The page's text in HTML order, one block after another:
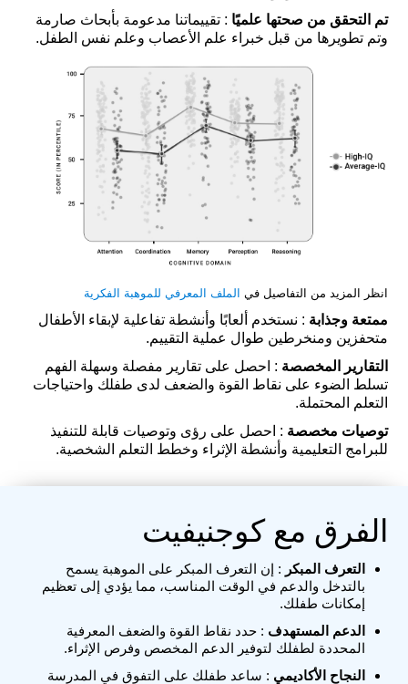
تم التحقق من صحتها علميًا : تقييماتنا مدعومة بأبحاث صارمة
وتم تطويرها من قبل خبراء علم الأعصاب وعلم نفس الطفل.
انظر المزيد من التفاصيل في الملف المعرفي للموهبة الفكرية
ممتعة وجذابة : نستخدم ألعابًا وأنشطة تفاعلية لإبقاء الأطفال
متحفزين ومنخرطين طوال عملية التقييم.
التقارير المخصصة : احصل على تقارير مفصلة وسهلة الفهم
تسلط الضوء على نقاط القوة والضعف لدى طفلك واحتياجات
التعلم المحتملة.
توصيات مخصصة : احصل على رؤى وتوصيات قابلة للتنفيذ
للبرامج التعليمية وأنشطة الإثراء وخطط التعلم الشخصية.
الفرق مع كوجنيفيت
التعرف المبكر : إن التعرف المبكر على الموهبة يسمح
بالتدخل والدعم في الوقت المناسب، مما يؤدي إلى تعظيم
إمكانات طفلك.
الدعم المستهدف : حدد نقاط القوة والضعف المعرفية
المحددة لطفلك لتوفير الدعم المخصص وفرص الإثراء.
النجاح الأكاديمي : ساعد طفلك على التفوق في المدرسة